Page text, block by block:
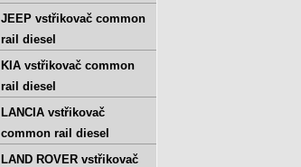
JEEP vstřikovač common
rail diesel
KIA vstřikovač common
rail diesel
LANCIA vstřikovač
common rail diesel
LAND ROVER vstřikovač